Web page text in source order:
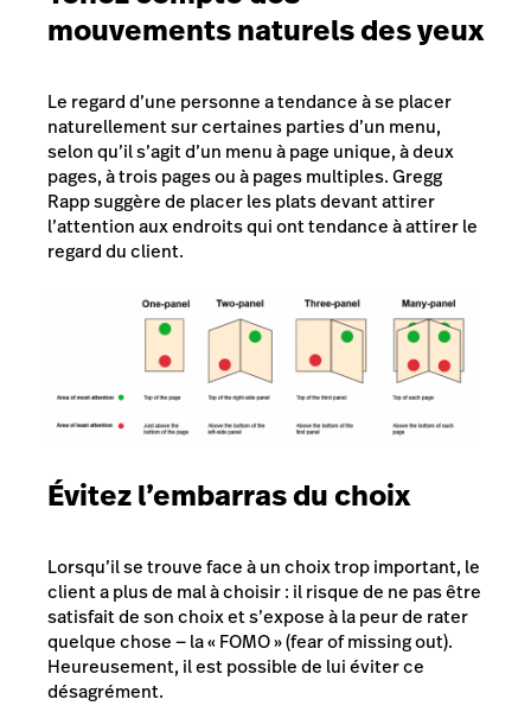
mouvements naturels des yeux
Le regard d’une personne a tendance à se placer
naturellement sur certaines parties d’un menu,
selon qu’il s’agit d’un menu à page unique, à deux
pages, à trois pages ou à pages multiples. Gregg
Rapp suggère de placer les plats devant attirer
l’attention aux endroits qui ont tendance à attirer le
regard du client.
Évitez l’embarras du choix
Lorsqu’il se trouve face à un choix trop important, le
client a plus de mal à choisir : il risque de ne pas être
satisfait de son choix et s’expose à la peur de rater
quelque chose — la « FOMO » (fear of missing out).
Heureusement, il est possible de lui éviter ce
désagrément.